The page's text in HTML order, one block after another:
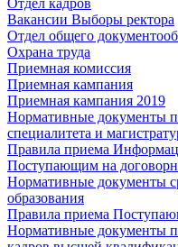
Вакансии Выборы ректора
Отдел общего
Охрана труда
Приемная комиссия
Приемная кампания
Приемная кампания 2019
Нормативные документы
специалитета и
Правила приема
Поступающим на
Нормативные документы
образования
Правила приема
Нормативные документы